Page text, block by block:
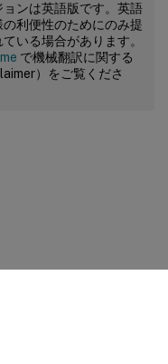
ンは英語版です。英語
利便性のためにのみ提
いる場合があります。
で機械翻訳に関する
）をご覧くださ